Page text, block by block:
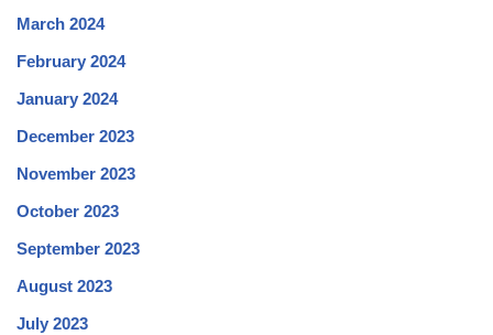
March 2024
February 2024
January 2024
December 2023
November 2023
October 2023
September 2023
August 2023
July 2023